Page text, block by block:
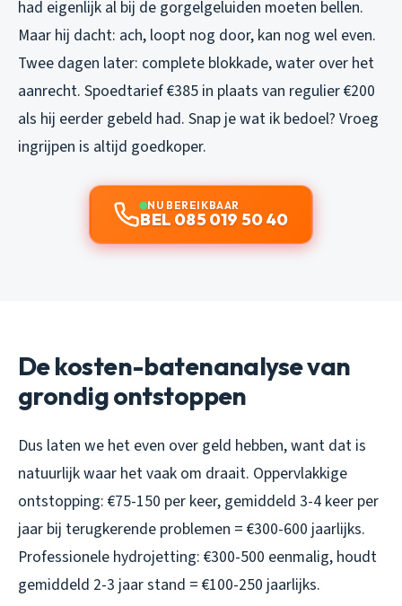
had eigenlijk al bij de gorgelgeluiden moeten bellen.
Maar hij dacht: ach, loopt nog door, kan nog wel even.
Twee dagen later: complete blokkade, water over het
aanrecht. Spoedtarief €385 in plaats van regulier €200
als hij eerder gebeld had. Snap je wat ik bedoel? Vroeg
ingrijpen is altijd goedkoper.
NU BEREIKBAAR
BEL 085 019 50 40
De kosten-batenanalyse van
grondig ontstoppen
Dus laten we het even over geld hebben, want dat is
natuurlijk waar het vaak om draait. Oppervlakkige
ontstopping: €75-150 per keer, gemiddeld 3-4 keer per
jaar bij terugkerende problemen = €300-600 jaarlijks.
Professionele hydrojetting: €300-500 eenmalig, houdt
gemiddeld 2-3 jaar stand = €100-250 jaarlijks.